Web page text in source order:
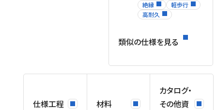
絶縁
軽歩行
高耐久
類似の仕様を見る
仕様工程 材料
カタログ・
その他資